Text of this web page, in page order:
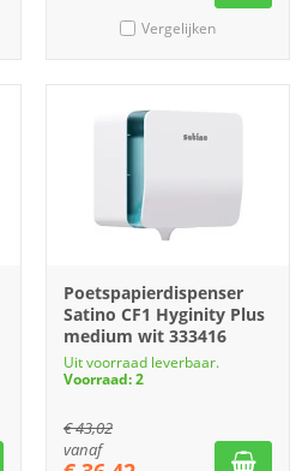
Vergelijken
Poetspapierdispenser
Satino CF1 Hyginity Plus
medium wit 333416
Uit voorraad leverbaar.
Voorraad: 2
€43,02
vanaf